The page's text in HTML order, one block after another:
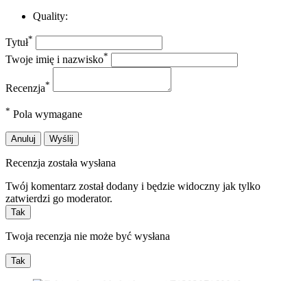
Quality:
Tytuł*
Twoje imię i nazwisko*
Recenzja*
* Pola wymagane
Anuluj Wyślij
Recenzja została wysłana
Twój komentarz został dodany i będzie widoczny jak tylko
zatwierdzi go moderator.
Tak
Twoja recenzja nie może być wysłana
Tak